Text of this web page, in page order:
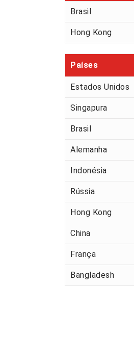
Brasil
Hong Kong
Países
Estados Unidos
Singapura
Brasil
Alemanha
Indonésia
Rússia
Hong Kong
China
França
Bangladesh